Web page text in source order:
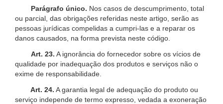
Parágrafo único. Nos casos de descumprimento, total
ou parcial, das obrigações referidas neste artigo, serão as
pessoas jurídicas compelidas a cumpri-las e a reparar os
danos causados, na forma prevista neste código.
Art. 23. A ignorância do fornecedor sobre os vícios de
qualidade por inadequação dos produtos e serviços não o
exime de responsabilidade.
Art. 24. A garantia legal de adequação do produto ou
serviço independe de termo expresso, vedada a exoneração